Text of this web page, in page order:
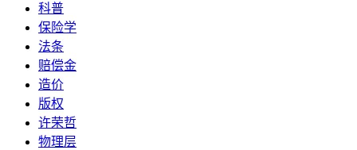
科普
保险学
法条
赔偿金
造价
版权
许荣哲
物理层